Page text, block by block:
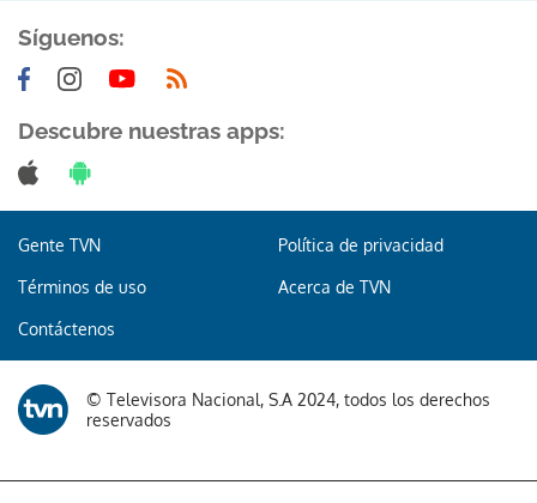
Síguenos:
Descubre nuestras apps:
Gente TVN Política de privacidad
Términos de uso Acerca de TVN
Contáctenos
© Televisora Nacional, S.A 2024, todos los derechos
reservados